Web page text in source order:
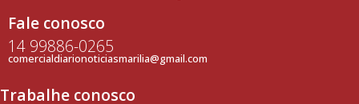
Fale conosco
14 99886-0265
comercialdiarionoticiasmarilia@gmail.com
Trabalhe conosco